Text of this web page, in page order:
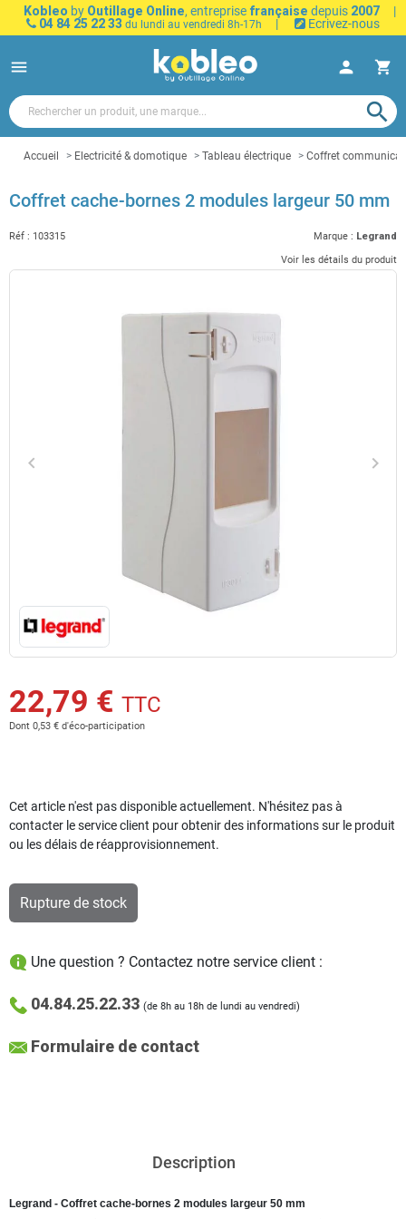
Kobleo by Outillage Online, entreprise française depuis 2007
|
04 84 25 22 33 du lundi au vendredi 8h-17h | Ecrivez-nous
menu person shopping_cart
search
Accueil Electricité & domotique Tableau électrique Coffret
Coffret cache-bornes 2 modules largeur 50 mm
Réf : 103315 Marque : Legrand
Voir les détails du produit
Précédent
keyboard_arrow_left keyboard_arrow_right
22,79 € TTC
Dont 0,53 € d'éco-participation
Cet article n'est pas disponible actuellement. N'hésitez pas à
contacter le service client pour obtenir des informations sur le produit
ou les délais de réapprovisionnement.
Rupture de stock
Une question ? Contactez notre service client :
04.84.25.22.33 (de 8h au 18h de lundi au vendredi)
Formulaire de contact
Description
Legrand - Coffret cache-bornes 2 modules largeur 50 mm